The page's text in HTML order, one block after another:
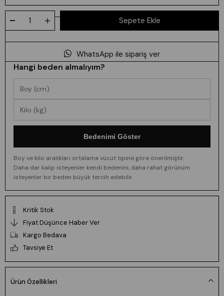
WhatsApp ile sipariş ver
Hangi beden almalıyım?
Bedenimi Göster
Boy ve kilo aralıkları ortalama vücut tipine göre önerilmiştir.
Daha dar kalıp isteyenler kendi bedenini, daha rahat görünüm
isteyenler bir beden büyük tercih edebilir.
Kritik Stok
Fiyat Düşünce Haber Ver
Kargo Bedava
Tavsiye Et
Ürün Özellikleri